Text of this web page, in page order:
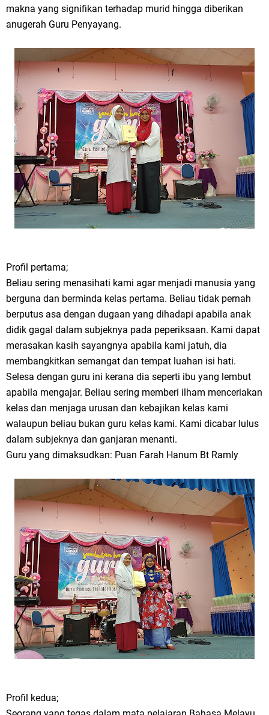
makna yang signifikan terhadap murid hingga diberikan
anugerah Guru Penyayang.
Profil pertama;
Beliau sering menasihati kami agar menjadi manusia yang
berguna dan berminda kelas pertama. Beliau tidak pernah
berputus asa dengan dugaan yang dihadapi apabila anak
didik gagal dalam subjeknya pada peperiksaan. Kami dapat
merasakan kasih sayangnya apabila kami jatuh, dia
membangkitkan semangat dan tempat luahan isi hati.
Selesa dengan guru ini kerana dia seperti ibu yang lembut
apabila mengajar. Beliau sering memberi ilham menceriakan
kelas dan menjaga urusan dan kebajikan kelas kami
walaupun beliau bukan guru kelas kami. Kami dicabar lulus
dalam subjeknya dan ganjaran menanti.
Guru yang dimaksudkan: Puan Farah Hanum Bt Ramly
Profil kedua;